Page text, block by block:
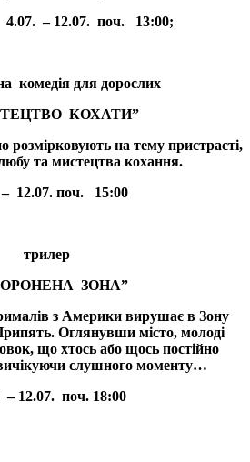
4.07. – 12.07. поч. 13:00;
комедія для дорослих
КОХАТИ”
розмірковують на тему пристрасті,
та мистецтва кохання.
12.07. поч. 15:00
трилер
ЗОНА”
з Америки вирушає в Зону
Оглянувши місто, молоді
що хтось або щось постійно
слушного моменту…
– 12.07. поч. 18:00